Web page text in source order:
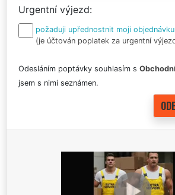
Urgentní výjezd
požaduji upřednostnit moji
(je účtován poplatek za urgentní
Odesláním poptávky souhlasím s
jsem s nimi seznámen.